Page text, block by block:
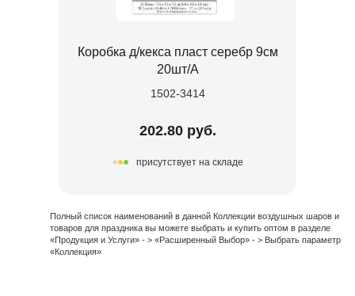
Коробка д/кекса пласт серебр 9см
20шт/A
1502-3414
202.80 руб.
присутствует на складе
Полный список наименований в данной Коллекции воздушных шаров и
товаров для праздника вы можете выбрать и купить оптом в разделе
«Продукция и Услуги» - > «Расширенный Выбор» - > Выбрать параметр
«Коллекция»